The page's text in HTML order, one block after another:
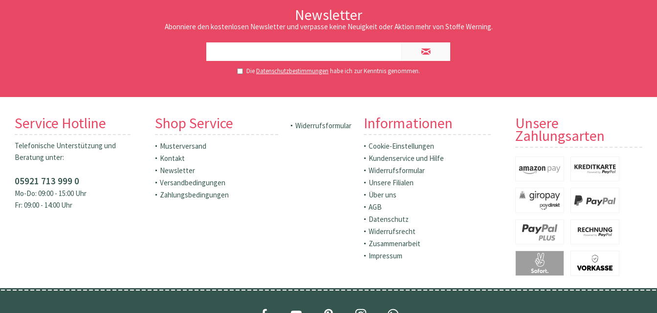
Newsletter
Abonniere den kostenlosen Newsletter und verpasse keine Neuigkeit oder Aktion mehr von Stoffe Werning.
DieDatenschutzbestimmungen habe ich zur Kenntnis genommen.
Service Hotline
Telefonische Unterstützung und
Beratung unter:
05921 713 999 0
Mo-Do: 09:00 - 15:00 Uhr
Fr: 09:00 - 14:00 Uhr
Shop Service
Musterversand
Kontakt
Newsletter
Versandbedingungen
Zahlungsbedingungen
Widerrufsformular Informationen
Cookie-Einstellungen
Kundenservice und Hilfe
Widerrufsformular
Unsere Filialen
Über uns
AGB
Datenschutz
Widerrufsrecht
Zusammenarbeit
Impressum
Unsere
Zahlungsarten